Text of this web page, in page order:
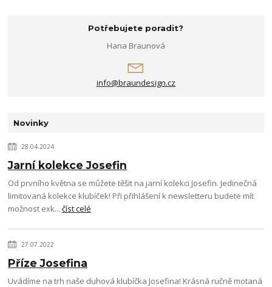
Potřebujete poradit?
Hana Braunová
info@braundesign.cz
Novinky
28.04.2024
Jarní kolekce Josefin
Od prvního května se můžete těšit na jarní kolekci Josefin. Jedinečná
limitovaná kolekce klubíček! Při přihlášení k newsletteru budete mít
možnost exk...číst celé
27.07.2022
Příze Josefina
Uvádíme na trh naše duhová klubíčka Josefina! Krásná ručně motaná